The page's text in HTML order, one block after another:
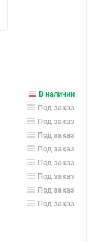
В наличии
Под заказ
Под заказ
Под заказ
Под заказ
Под заказ
Под заказ
Под заказ
Под заказ